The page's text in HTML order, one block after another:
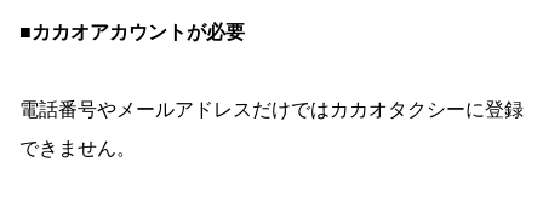
■カカオアカウントが必要
電話番号やメールアドレスだけではカカオタクシーに登録
できません。